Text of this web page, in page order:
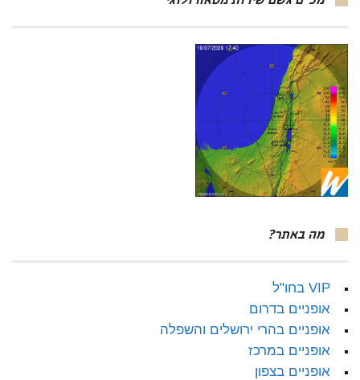
מה באתר?
VIP בחו"ל
אופניים בדרום
אופניים בהרי ירושלים והשפלה
אופניים במרכז
אופניים בצפון